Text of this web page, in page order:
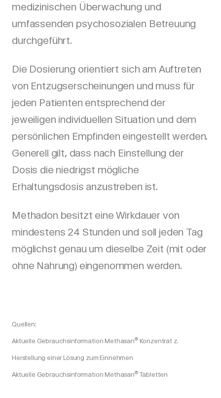
medizinischen Überwachung und
umfassenden psychosozialen Betreuung
durchgeführt.
Die Dosierung orientiert sich am Auftreten
von Entzugserscheinungen und muss für
jeden Patienten entsprechend der
jeweiligen individuellen Situation und dem
persönlichen Empfinden eingestellt werden.
Generell gilt, dass nach Einstellung der
Dosis die niedrigst mögliche
Erhaltungsdosis anzustreben ist.
Methadon besitzt eine Wirkdauer von
mindestens 24 Stunden und soll jeden Tag
möglichst genau um dieselbe Zeit (mit oder
ohne Nahrung) eingenommen werden.
Quellen:
Aktuelle Gebrauchsinformation Methasan®Konzentrat z.
Herstellung einer Lösung zum Einnehmen
Aktuelle Gebrauchsinformation Methasan®Tabletten